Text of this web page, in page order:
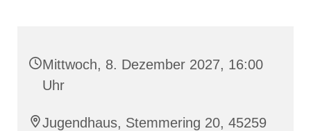
Mittwoch, 8. Dezember 2027, 16:00
Uhr
Jugendhaus, Stemmering 20, 45259